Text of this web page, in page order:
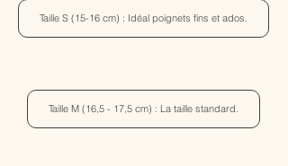
Taille S (15-16 cm) : Idéal poignets fins et ados.
Taille M (16,5 - 17,5 cm) : La taille standard.